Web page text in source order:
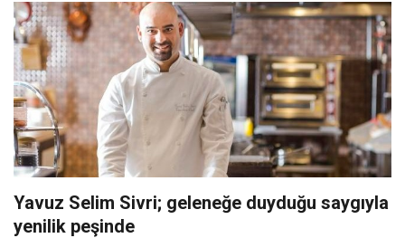
Yavuz Selim Sivri; geleneğe duyduğu saygıyla
yenilik peşinde